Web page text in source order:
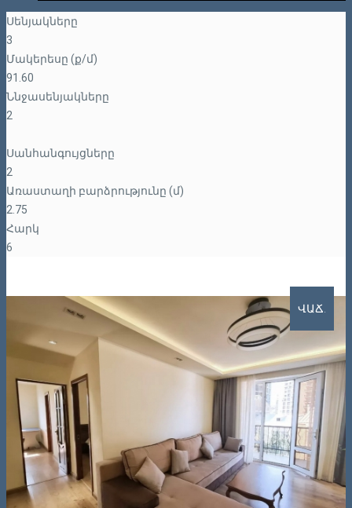
Սենյակները
3
Մակերեսը (ք/մ)
91.60
Ննջասենյակները
2
Սանհանգույցները
2
Առաստաղի բարձրությունը (մ)
2.75
Հարկ
6
ՎԱՃ.